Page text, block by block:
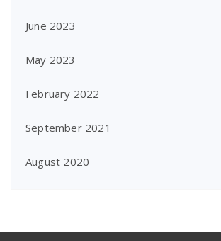
June 2023
May 2023
February 2022
September 2021
August 2020